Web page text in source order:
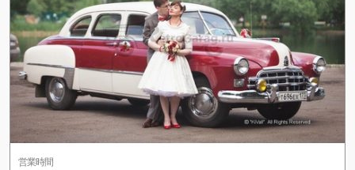
営業時間